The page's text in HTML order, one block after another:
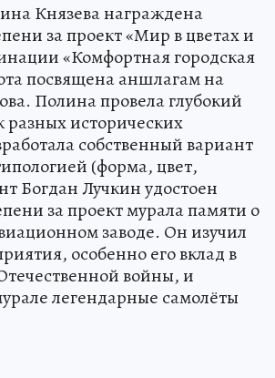
Князева награждена
за проект «Мир в цветах и
«Комфортная городская
посвящена аншлагам на
Полина провела глубокий
разных исторических
собственный вариант
(форма, цвет,
Богдан Лучкин удостоен
за проект мурала памяти о
заводе. Он изучил
особенно его вклад в
войны, и
легендарные самолёты